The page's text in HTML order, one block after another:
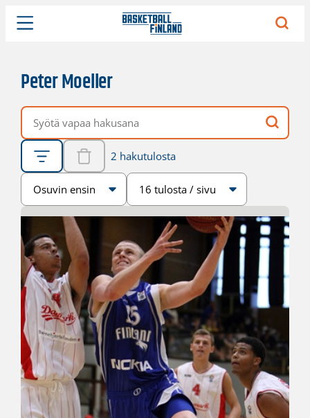
Peter Moeller
Vapaa hakusana
2 hakutulosta
Järjestys
Sivukoko